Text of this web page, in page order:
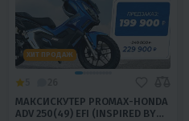
ХИТ ПРОДАЖ
МАКСИСКУТЕР PROMAX-HONDA
ADV 250(49) EFI (INSPIRED BY